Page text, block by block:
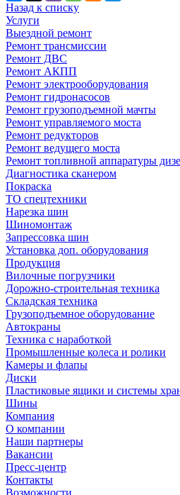
Назад к списку
Услуги
Выездной ремонт
Ремонт трансмиссии
Ремонт ДВС
Ремонт АКПП
Ремонт электрооборудования
Ремонт гидронасосов
Ремонт грузоподъемной мачты
Ремонт управляемого моста
Ремонт редукторов
Ремонт ведущего моста
Ремонт топливной аппаратуры
Диагностика сканером
Покраска
ТО спецтехники
Нарезка шин
Шиномонтаж
Запрессовка шин
Установка доп. оборудования
Продукция
Вилочные погрузчики
Дорожно-строительная техника
Складская техника
Грузоподъемное оборудование
Автокраны
Техника с наработкой
Промышленные колеса и ролики
Камеры и флапы
Диски
Пластиковые ящики и системы
Шины
Компания
О компании
Наши партнеры
Вакансии
Пресс-центр
Контакты
Возможности